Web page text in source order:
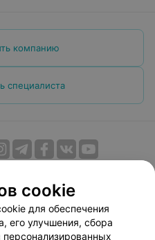
компанию
специалиста
Публичный договор
Способы оплаты
Партнеры
cookie
для обеспечения
его улучшения, сбора
персонализированных